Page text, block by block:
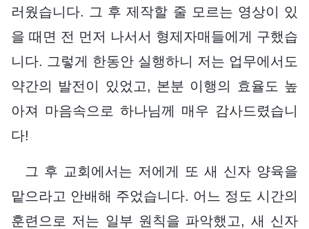
러웠습니다. 그 후 제작할 줄 모르는 영상이 있
을 때면 전 먼저 나서서 형제자매들에게 구했습
니다. 그렇게 한동안 실행하니 저는 업무에서도
약간의 발전이 있었고, 본분 이행의 효율도 높
아져 마음속으로 하나님께 매우 감사드렸습니
다!
그 후 교회에서는 저에게 또 새 신자 양육을
맡으라고 안배해 주었습니다. 어느 정도 시간의
훈련으로 저는 일부 원칙을 파악했고, 새 신자